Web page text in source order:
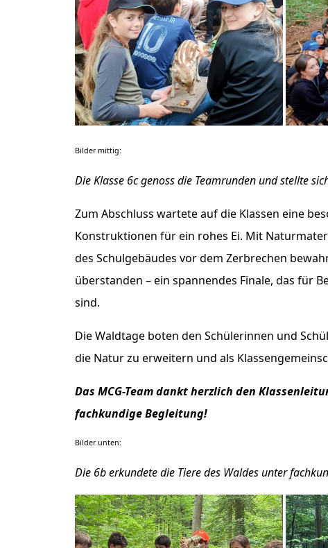
Bilder mittig:
Die Klasse 6c genoss die Teamrunden und stellte
Zum Abschluss wartete auf die Klassen eine
Konstruktionen für ein rohes Ei. Mit
des Schulgebäudes vor dem Zerbrechen
überstanden – ein spannendes Finale, das für
sind.
Die Waldtage boten den Schülerinnen und
die Natur zu erweitern und als
Das MCG-Team dankt herzlich den
fachkundige Begleitung!
Bilder unten:
Die 6b erkundete die Tiere des Waldes unter